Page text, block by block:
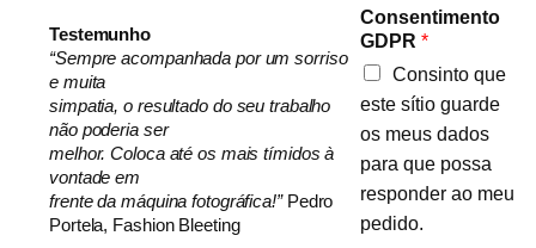
Testemunho
“Sempre acompanhada por um sorriso
e muita
simpatia, o resultado do seu trabalho
não poderia ser
melhor. Coloca até os mais tímidos à
vontade em
frente da máquina fotográfica!”Pedro
Portela, Fashion Bleeting
Consentimento
GDPR *
Consinto que
este sítio guarde
os meus dados
para que possa
responder ao meu
pedido.